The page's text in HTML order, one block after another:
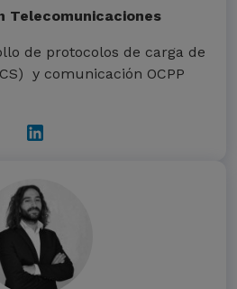
Telecomunicaciones
de protocolos de carga de
y comunicación OCPP